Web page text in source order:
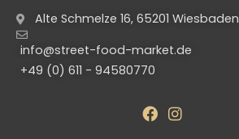
Alte Schmelze 16, 65201 Wiesbaden
info@street-food-market.de
+49 (0) 611 - 94580770